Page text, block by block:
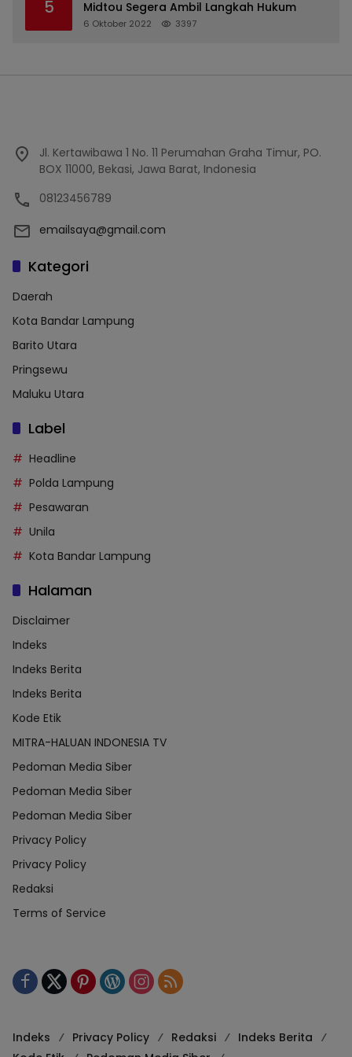
5
Midtou Segera Ambil Langkah Hukum
6 Oktober 2022 3397
Jl. Kertawibawa 1 No. 11 Perumahan Graha Timur, PO.
BOX 11000, Bekasi, Jawa Barat, Indonesia
08123456789
emailsaya@gmail.com
Kategori
Daerah
Kota Bandar Lampung
Barito Utara
Pringsewu
Maluku Utara
Label
Headline
Polda Lampung
Pesawaran
Unila
Kota Bandar Lampung
Halaman
Disclaimer
Indeks
Indeks Berita
Indeks Berita
Kode Etik
MITRA-HALUAN INDONESIA TV
Pedoman Media Siber
Pedoman Media Siber
Pedoman Media Siber
Privacy Policy
Privacy Policy
Redaksi
Terms of Service
Indeks Privacy Policy Redaksi
Indeks Berita